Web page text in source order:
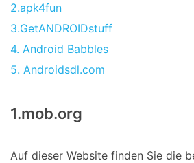
2.apk4fun
3.GetANDROIDstuff
4. Android Babbles
5. Androidsdl.com
1.mob.org
Auf dieser Website finden Sie die